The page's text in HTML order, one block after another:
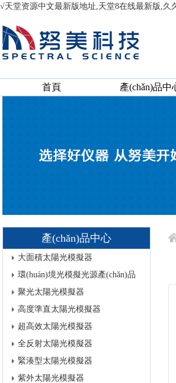
天堂资源中文最新版地址,天堂8在线最新版,
首頁 產(chǎn)品中
產(chǎn)品中心
大面積太陽光模擬器
環(huán)境光模擬光源產(chǎn)品
聚光太陽光模擬器
高度準直太陽光模擬器
超高效太陽光模擬器
全反射太陽光模擬器
緊湊型太陽光模擬器
紫外太陽光模擬器